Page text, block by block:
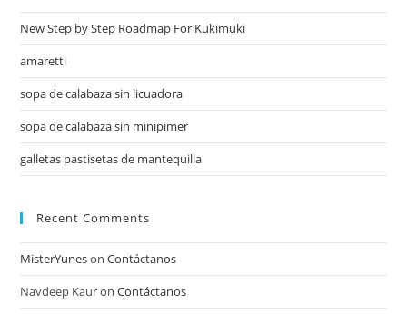
New Step by Step Roadmap For Kukimuki
amaretti
sopa de calabaza sin licuadora
sopa de calabaza sin minipimer
galletas pastisetas de mantequilla
Recent Comments
MisterYunesonContáctanos
Navdeep KauronContáctanos